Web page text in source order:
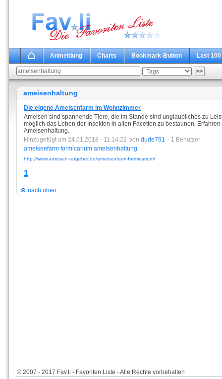
Anmeldung Charts Bookmark-Button Last 100
ameisenhaltung
Die eigene Ameisenfarm im Wohnzimmer
Ameisen sind spannende Tiere, die im Stande sind unglaubliches zu
möglich das Leben der Insekten in allen Facetten zu bestaunen.
Ameisenhaltung.
Hinzugefügt am 24.01.2018 - 11:14:22 von dude791 - 1 Benutzer
ameisenfarm formicarium ameisenhaltung
http://www.ameisen-ratgeber.de/ameisenfarm-formicarium/
1
nach oben
© 2007 - 2017 Fav.li - Favoriten Liste - Alle Rechte vorbehalten